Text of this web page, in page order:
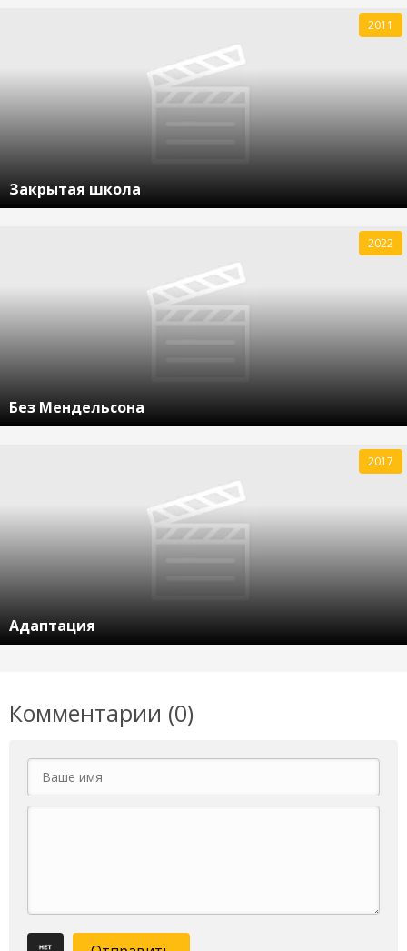
Закрытая школа
2011
Без Мендельсона
2022
Адаптация
2017
Комментарии (0)